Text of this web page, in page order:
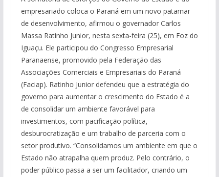
empresariado coloca o Paraná em um novo patamar
de desenvolvimento, afirmou o governador Carlos
Massa Ratinho Junior, nesta sexta-feira (25), em Foz do
Iguaçu. Ele participou do Congresso Empresarial
Paranaense, promovido pela Federação das
Associações Comerciais e Empresariais do Paraná
(Faciap). Ratinho Junior defendeu que a estratégia do
governo para aumentar o crescimento do Estado é a
de consolidar um ambiente favorável para
investimentos, com pacificação política,
desburocratização e um trabalho de parceria com o
setor produtivo. “Consolidamos um ambiente em que o
Estado não atrapalha quem produz. Pelo contrário, o
poder público passa a ser um facilitador, criando um